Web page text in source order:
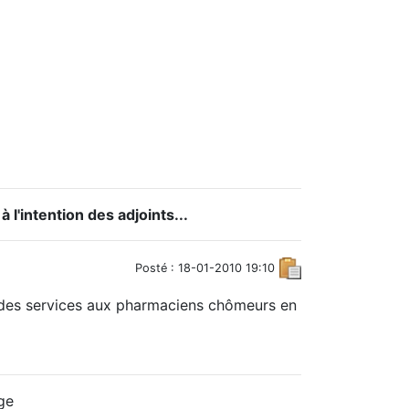
l'intention des adjoints...
Posté : 18-01-2010 19:10
services aux pharmaciens chômeurs en